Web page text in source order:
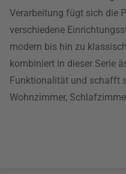
Verarbeitung fügt sich die
verschiedene
modern bis hin zu
kombiniert in dieser Serie
Funktionalität und schafft
Wohnzimmer,